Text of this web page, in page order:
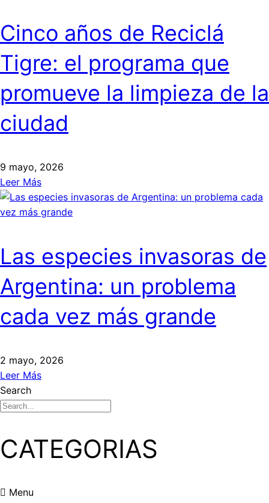
Cinco años de Reciclá
Tigre: el programa que
promueve la limpieza de la
ciudad
9 mayo, 2026
Leer Más
Las especies invasoras de
Argentina: un problema
cada vez más grande
2 mayo, 2026
Leer Más
Search
CATEGORIAS
Menu